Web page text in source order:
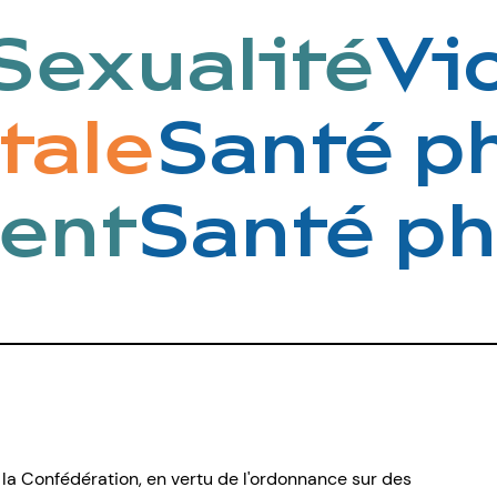
Santé
Santé
Confédération, en vertu de l'ordonnance sur des